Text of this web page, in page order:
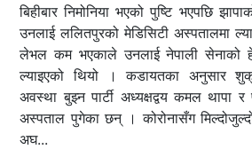
बिहीबार निमोनिया भएको पुष्टि भएपछि
उनलाई ललितपुरको मेडिसिटी अस्पतालमा
लेभल कम भएकाले उनलाई नेपाली सेनाको
ल्याइएको थियो । कडायतका अनुसार
अवस्था बुझ्न पार्टी अध्यक्षद्वय कमल थापा
अस्पताल पुगेका छन् । कोरोनासँग
अघ...